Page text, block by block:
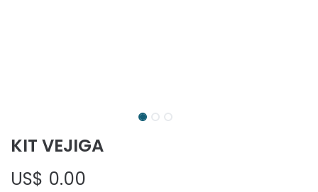
KIT VEJIGA
US$ 0.00